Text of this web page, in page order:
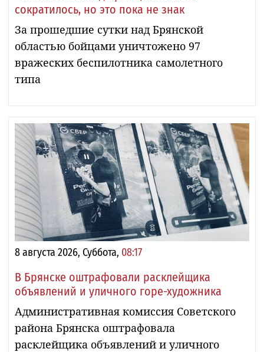
сократилось, но это пока не знак
За прошедшие сутки над Брянской
областью бойцами уничтожено 97
вражеских беспилотника самолетного
типа
8 августа 2026, Суббота, 08:17
В Брянске оштрафовали расклейщика
объявлений и уличного горе-художника
Административная комиссия Советского
района Брянска оштрафовала
расклейщика объявлений и уличного